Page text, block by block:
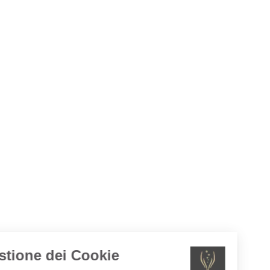
Gestione dei Cookie